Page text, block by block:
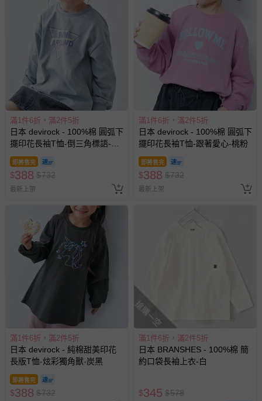
滿1件6折，滿2件5折
日本 devirock - 100%棉 圓弧下
擺印花長袖T恤-倒三角標語-霧
藍
即將售完
$388 $732
最新上架
滿1件6折，滿2件5折
日本 devirock - 100%棉 圓弧下
擺印花長袖T恤-跟著愛心-桃粉
即將售完
$388 $732
最新上架
滿1件6折，滿2件5折
日本 devirock - 純棉甜美印花
長版T恤-炫彩獨角獸-炭黑
即將售完
$388 $732
搶購一空
滿1件6折，滿2件5折
日本 BRANSHES - 100%棉 簡
約口袋長袖上衣-白
$345 $578